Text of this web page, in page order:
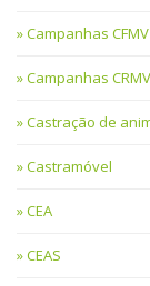
Campanhas CFMV
Campanhas
Castração de
Castramóvel
CEA
CEAS